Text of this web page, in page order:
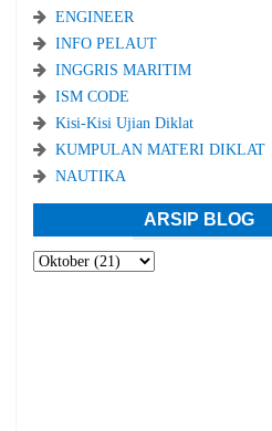
ENGINEER
INFO PELAUT
INGGRIS MARITIM
ISM CODE
Kisi-Kisi Ujian Diklat
KUMPULAN MATERI DIKLAT
NAUTIKA
ARSIP BLOG